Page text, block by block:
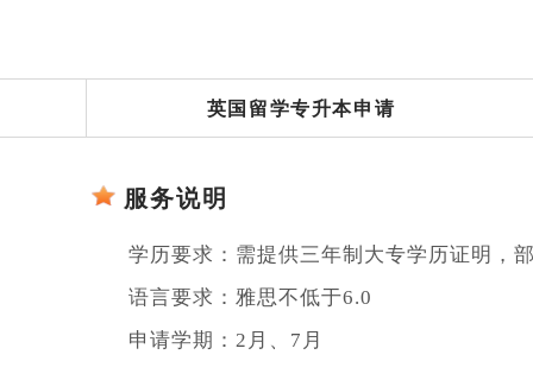
Play
英国留学专升本申请
服务说明
学历要求： 需提供三年制大专学历证明，
语言要求： 雅思不低于6.0
申请学期： 2月、7月